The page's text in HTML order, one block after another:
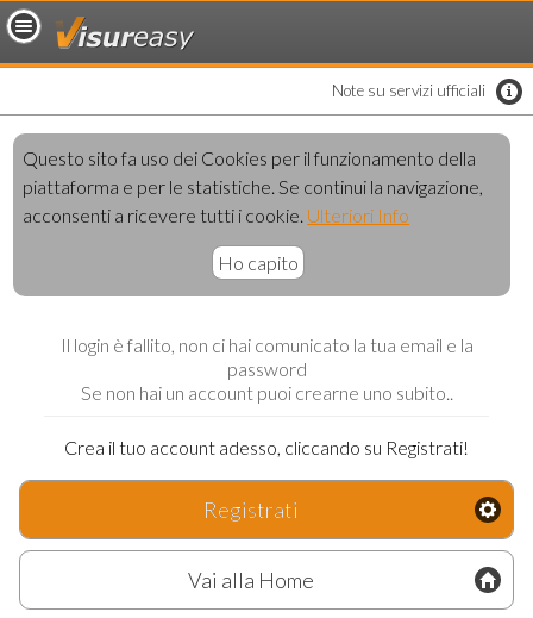
Note su servizi ufficiali
Questo sito fa uso dei Cookies per il funzionamento della
piattaforma e per le statistiche. Se continui la navigazione,
acconsenti a ricevere tutti i cookie. Ulteriori Info
Ho capito
Il login è fallito, non ci hai comunicato la tua email e la
password
Se non hai un account puoi crearne uno subito..
Crea il tuo account adesso, cliccando su Registrati!
Registrati
Vai alla Home